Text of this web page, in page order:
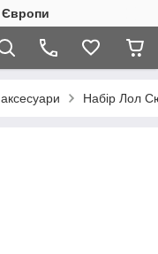
Європи
Набір Лол